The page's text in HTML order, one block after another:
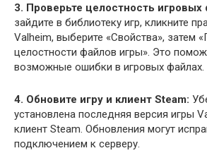
3. Проверьте целостность игровых
зайдите в библиотеку игр, кликните
Valheim, выберите «Свойства», затем
целостности файлов игры». Это
возможные ошибки в игровых файлах.
4. Обновите игру и клиент Steam:
установлена последняя версия игры
клиент Steam. Обновления могут
подключением к серверу.